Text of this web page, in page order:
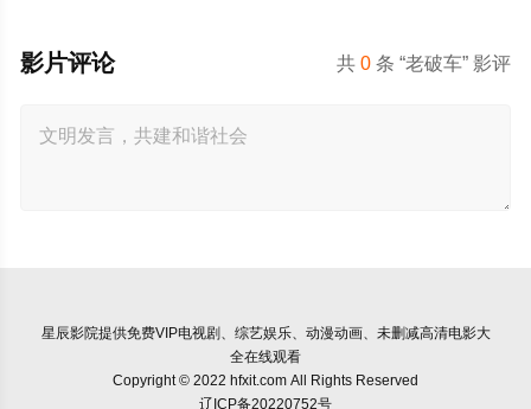
共0 条 “老破车” 影评
影片评论
星辰影院提供免费VIP电视剧、综艺娱乐、动漫动画、未删减高清电影大
全在线观看
Copyright © 2022 hfxit.com All Rights Reserved
辽ICP备20220752号